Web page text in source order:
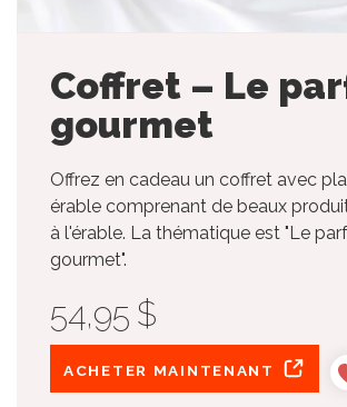
Coffret – Le
gourmet
Offrez en cadeau un coffret avec
érable comprenant de beaux
à l'érable. La thématique est "Le
gourmet".
54,95 $
ACHETER MAINTENANT